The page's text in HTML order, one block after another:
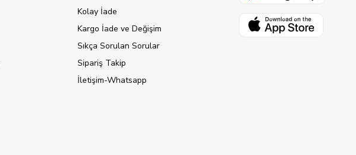
Kolay İade
Kargo İade ve Değişim
Sıkça Sorulan Sorular
Sipariş Takip
İletişim-Whatsapp